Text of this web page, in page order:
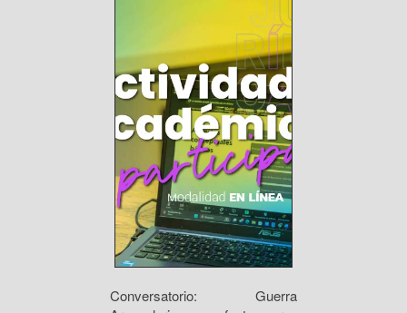
Conversatorio: Guerra